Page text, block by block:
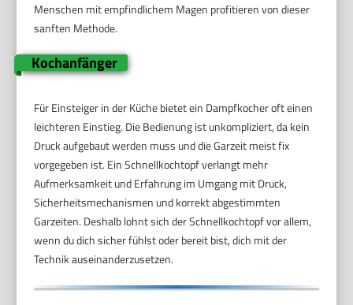
Menschen mit empfindlichem Magen profitieren von dieser
sanften Methode.
Kochanfänger
Für Einsteiger in der Küche bietet ein Dampfkocher oft einen
leichteren Einstieg. Die Bedienung ist unkompliziert, da kein
Druck aufgebaut werden muss und die Garzeit meist fix
vorgegeben ist. Ein Schnellkochtopf verlangt mehr
Aufmerksamkeit und Erfahrung im Umgang mit Druck,
Sicherheitsmechanismen und korrekt abgestimmten
Garzeiten. Deshalb lohnt sich der Schnellkochtopf vor allem,
wenn du dich sicher fühlst oder bereit bist, dich mit der
Technik auseinanderzusetzen.